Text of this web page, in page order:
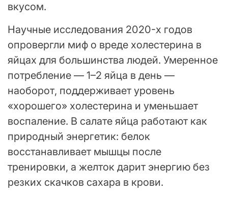
вкусом.
Научные исследования 2020-х годов
опровергли миф о вреде холестерина в
яйцах для большинства людей. Умеренное
потребление — 1–2 яйца в день —
наоборот, поддерживает уровень
«хорошего» холестерина и уменьшает
воспаление. В салате яйца работают как
природный энергетик: белок
восстанавливает мышцы после
тренировки, а желток дарит энергию без
резких скачков сахара в крови.